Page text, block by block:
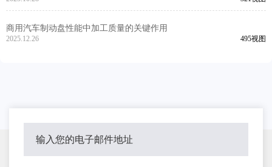
商用汽车制动盘性能中加工质量的关键作用
2025.12.26 495视图